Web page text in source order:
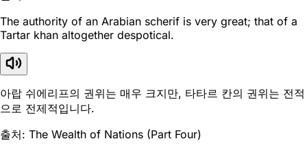
The authority of an Arabian scherif is very great; that of a
Tartar khan altogether despotical.
아랍 쉬에리프의 권위는 매우 크지만, 타타르 칸의 권위는 전적
으로 전제적입니다.
출처: The Wealth of Nations (Part Four)